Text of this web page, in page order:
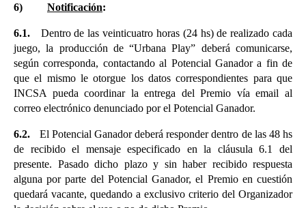
6) Notificación:
6.1.
Dentro de las veinticuatro horas (24 hs) de realizado cada
juego, la producción de “Urbana Play” deberá comunicarse,
según corresponda, contactando al Potencial Ganador a fin de
que el mismo le otorgue los datos correspondientes para que
INCSA pueda coordinar la entrega del Premio vía email al
correo electrónico denunciado por el Potencial Ganador.
6.2.
El Potencial Ganador deberá responder dentro de las 48 hs
de recibido el mensaje especificado en la cláusula 6.1 del
presente. Pasado dicho plazo y sin haber recibido respuesta
alguna por parte del Potencial Ganador, el Premio en cuestión
quedará vacante, quedando a exclusivo criterio del Organizador